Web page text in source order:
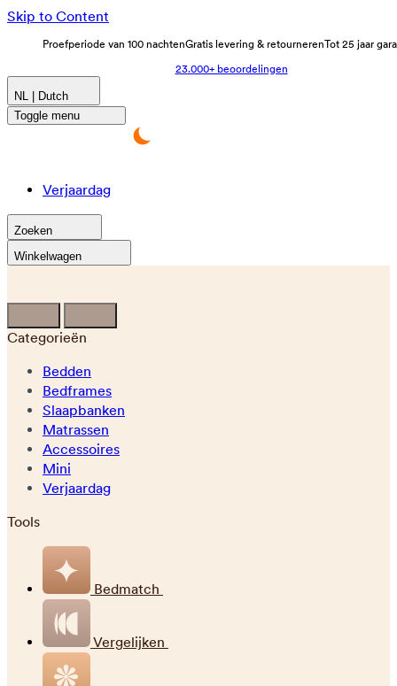
Skip to Content
Proefperiode van 100 nachtenGratis levering & retournerenTot 25 jaar
23.000+ beoordelingen
NL | Dutch
Toggle menu
Verjaardag
Zoeken
Winkelwagen
Categorieën
Bedden
Bedframes
Slaapbanken
Matrassen
Accessoires
Mini
Verjaardag
Tools
Bedmatch
Vergelijken